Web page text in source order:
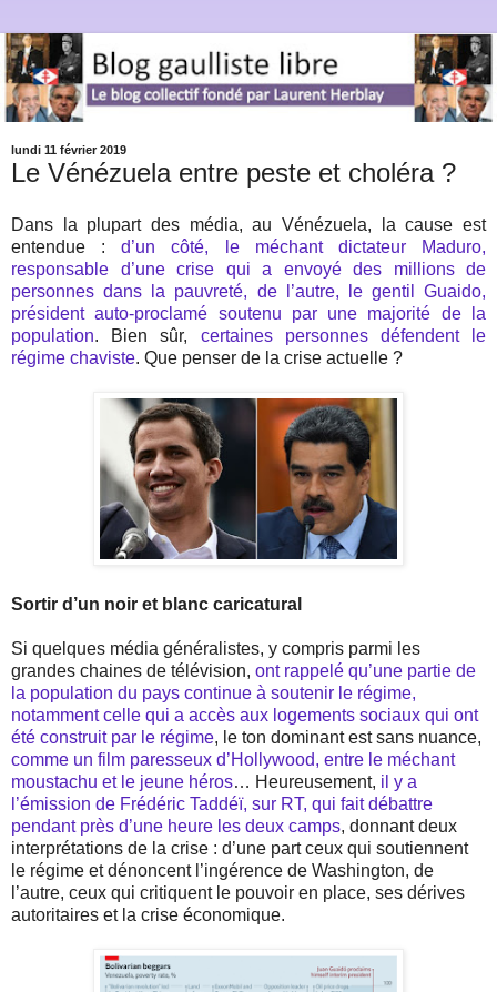
lundi 11 février 2019
Le Vénézuela entre peste et choléra ?
Dans la plupart des média, au Vénézuela, la cause est
entendue :d’un côté, le méchant dictateur Maduro,
responsable d’une crise qui a envoyé des millions de
personnes dans la pauvreté, de l’autre, le gentil Guaido,
président auto-proclamé soutenu par une majorité de la
population. Bien sûr, certaines personnes défendent le
régime chaviste. Que penser de la crise actuelle ?
Sortir d’un noir et blanc caricatural
Si quelques média généralistes, y compris parmi les
grandes chaines de télévision, ont rappelé qu’une partie de
la population du pays continue à soutenir le régime,
notamment celle qui a accès aux logements sociaux qui ont
été construit par le régime, le ton dominant est sans nuance,
comme un film paresseux d’Hollywood, entre le méchant
moustachu et le jeune héros… Heureusement, il y a
l’émission de Frédéric Taddéï, sur RT, qui fait débattre
pendant près d’une heure les deux camps, donnant deux
interprétations de la crise : d’une part ceux qui soutiennent
le régime et dénoncent l’ingérence de Washington, de
l’autre, ceux qui critiquent le pouvoir en place, ses dérives
autoritaires et la crise économique.